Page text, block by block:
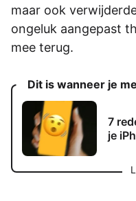
maar ook
ongeluk aangepast
mee terug.
Dit is wanneer je
7
je